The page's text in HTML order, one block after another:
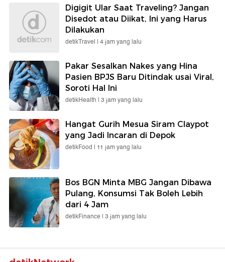
Digigit Ular Saat Traveling? Jangan
Disedot atau Diikat, Ini yang Harus
Dilakukan
detikTravel | 4 jam yang lalu
Pakar Sesalkan Nakes yang Hina
Pasien BPJS Baru Ditindak usai Viral,
Soroti Hal Ini
detikHealth | 3 jam yang lalu
Hangat Gurih Mesua Siram Claypot
yang Jadi Incaran di Depok
detikFood | 11 jam yang lalu
Bos BGN Minta MBG Jangan Dibawa
Pulang, Konsumsi Tak Boleh Lebih
dari 4 Jam
detikFinance | 3 jam yang lalu